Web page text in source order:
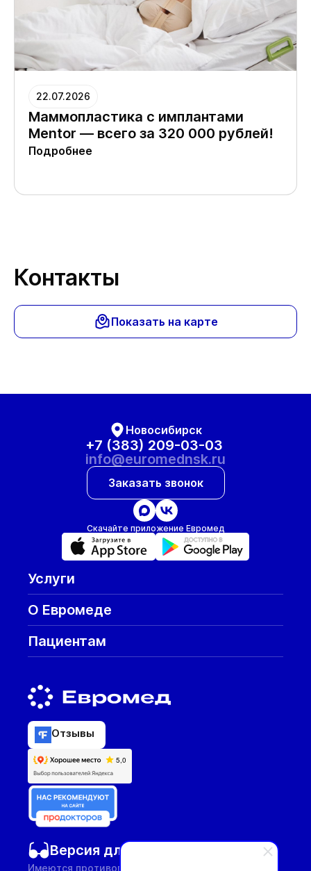
22.07.2026
Маммопластика с имплантами
Mentor — всего за 320 000 рублей!
Подробнее
Контакты
Показать на карте
Новосибирск
+7 (383) 209-03-03
info@euromednsk.ru
Заказать звонок
Скачайте приложение Евромед
Услуги
О Евромеде
Пациентам
Отзывы
Версия для слабовидящих
Имеются противопоказания, необходима